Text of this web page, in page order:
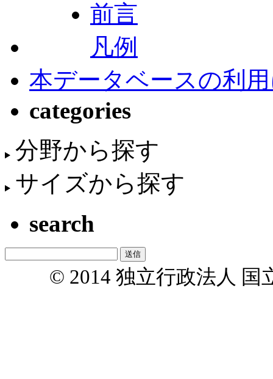
前言
凡例
本データベースの利
categories
分野から探す
サイズから探す
search
© 2014 独立行政法人 国